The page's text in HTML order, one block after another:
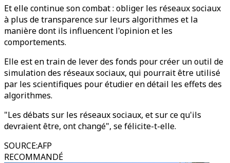
Et elle continue son combat : obliger les réseaux sociaux
à plus de transparence sur leurs algorithmes et la
manière dont ils influencent l'opinion et les
comportements.
Elle est en train de lever des fonds pour créer un outil de
simulation des réseaux sociaux, qui pourrait être utilisé
par les scientifiques pour étudier en détail les effets des
algorithmes.
"Les débats sur les réseaux sociaux, et sur ce qu'ils
devraient être, ont changé", se félicite-t-elle.
SOURCE:AFP
RECOMMANDÉ